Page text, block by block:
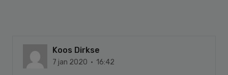
Koos Dirkse
7 jan 2020 · 16:42